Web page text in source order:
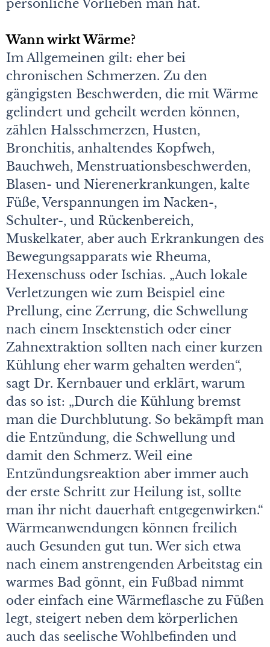
persönliche Vorlieben man hat.
Wann wirkt Wärme?
Im Allgemeinen gilt: eher bei
chronischen Schmerzen. Zu den
gängigsten Beschwerden, die mit Wärme
gelindert und geheilt werden können,
zählen Halsschmerzen, Husten,
Bronchitis, anhaltendes Kopfweh,
Bauchweh, Menstruationsbeschwerden,
Blasen- und Nierenerkrankungen, kalte
Füße, Verspannungen im Nacken-,
Schulter-, und Rückenbereich,
Muskelkater, aber auch Erkrankungen des
Bewegungsapparats wie Rheuma,
Hexenschuss oder Ischias. „Auch lokale
Verletzungen wie zum Beispiel eine
Prellung, eine Zerrung, die Schwellung
nach einem Insektenstich oder einer
Zahnextraktion sollten nach einer kurzen
Kühlung eher warm gehalten werden“,
sagt Dr. Kernbauer und erklärt, warum
das so ist: „Durch die Kühlung bremst
man die Durchblutung. So bekämpft man
die Entzündung, die Schwellung und
damit den Schmerz. Weil eine
Entzündungsreaktion aber immer auch
der erste Schritt zur Heilung ist, sollte
man ihr nicht dauerhaft entgegenwirken.“
Wärmeanwendungen können freilich
auch Gesunden gut tun. Wer sich etwa
nach einem anstrengenden Arbeitstag ein
warmes Bad gönnt, ein Fußbad nimmt
oder einfach eine Wärmeflasche zu Füßen
legt, steigert neben dem körperlichen
auch das seelische Wohlbefinden und